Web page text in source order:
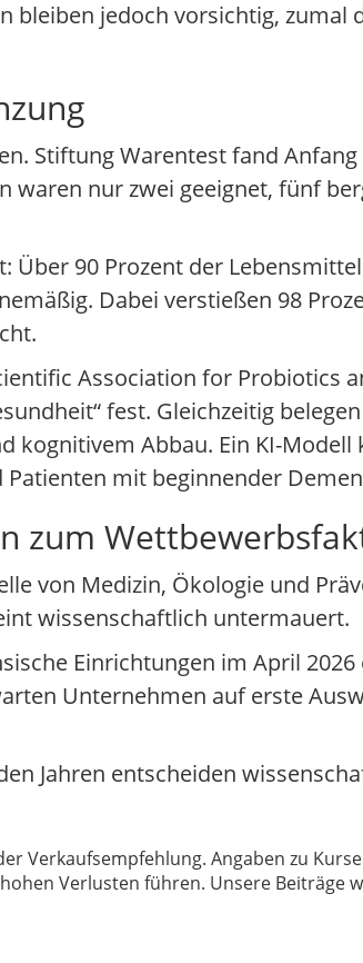
jedoch vorsichtig, zumal
Stiftung Warentest fand
waren nur zwei geeignet, fünf
Über 90 Prozent der
Dabei verstießen 98
Association for Probiotics
fest. Gleichzeitig
kognitivem Abbau. Ein KI-
mit beginnender
zum
von Medizin, Ökologie und
wissenschaftlich untermauert.
Einrichtungen im April
Unternehmen auf erste
Jahren entscheiden
Verkaufsempfehlung. Angaben zu
Verlusten führen. Unsere Beiträge